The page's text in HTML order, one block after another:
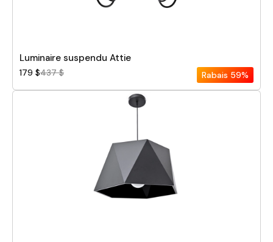
Luminaire suspendu Attie
179 $437 $ Rabais 59%